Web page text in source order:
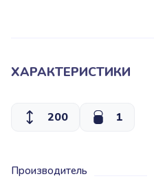
ХАРАКТЕРИСТИКИ
200 1
Производитель